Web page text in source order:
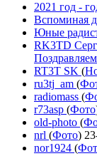
2021 год -
Вспоминая
Юные
RK3TD
RT3T SK (
ru3tj_am (
radiomass (
r73asp (Фото
old-photo (
nrl (Фото)
nor1924 (